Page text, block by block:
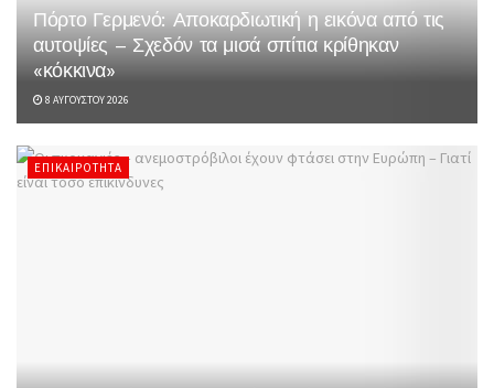
Πόρτο Γερμενό: Αποκαρδιωτική η εικόνα από τις
αυτοψίες – Σχεδόν τα μισά σπίτια κρίθηκαν
«κόκκινα»
8 ΑΥΓΟΎΣΤΟΥ 2026
ΕΠΙΚΑΙΡΌΤΗΤΑ